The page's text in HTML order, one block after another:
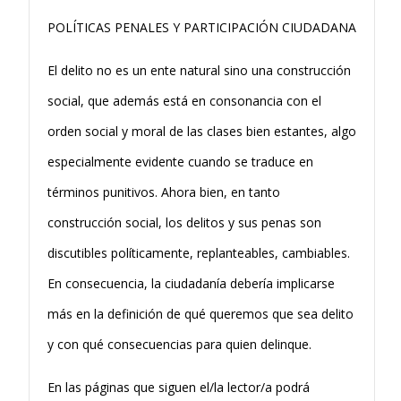
POLÍTICAS PENALES Y PARTICIPACIÓN CIUDADANA
El delito no es un ente natural sino una construcción
social, que además está en consonancia con el
orden social y moral de las clases bien estantes, algo
especialmente evidente cuando se traduce en
términos punitivos. Ahora bien, en tanto
construcción social, los delitos y sus penas son
discutibles políticamente, replanteables, cambiables.
En consecuencia, la ciudadanía debería implicarse
más en la definición de qué queremos que sea delito
y con qué consecuencias para quien delinque.
En las páginas que siguen el/la lector/a podrá